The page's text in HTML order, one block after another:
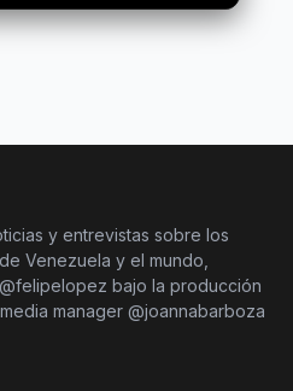
y entrevistas sobre los
Venezuela y el mundo,
bajo la producción
manager @joannabarboza